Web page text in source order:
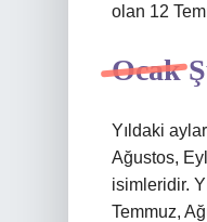
olan 12
Ocak
Yıldaki
Ağustos,
isimleridir.
Temmuz,